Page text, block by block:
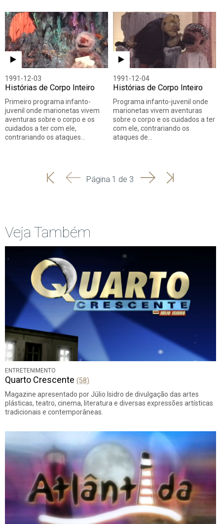
1991-12-03
Histórias de Corpo Inteiro
Primeiro programa infanto-
juvenil onde marionetas vivem
aventuras sobre o corpo e os
cuidados a ter com ele,
contrariando os ataques…
1991-12-04
Histórias de Corpo Inteiro
Programa infanto-juvenil onde
marionetas vivem aventuras
sobre o corpo e os cuidados a ter
com ele, contrariando os
ataques de…
'
'
Página 1 de 3 SeguinteÚltima
Veja Também
ENTRETENIMENTO
Quarto Crescente (58)
Magazine apresentado por Júlio Isidro de divulgação das artes
plásticas, teatro, cinema, literatura e diversas expressões artísticas
tradicionais e contemporâneas.